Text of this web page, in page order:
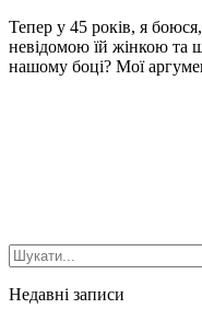
Тепер у 45 років, я
невідомою їй жінкою та
нашому боці? Мої
Шукати...
Недавні записи